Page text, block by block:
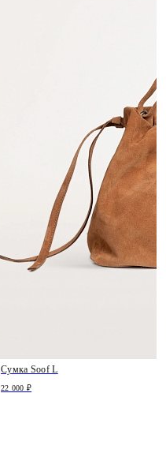
Сумка Soof L
22 000 ₽